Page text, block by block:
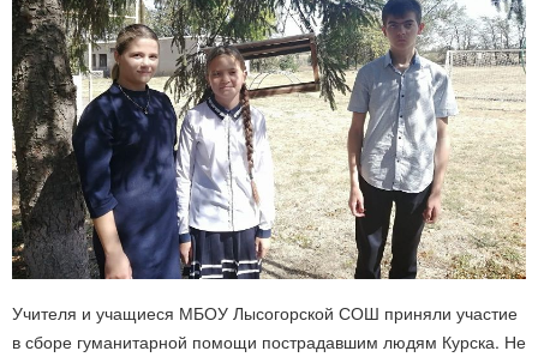
Учителя и учащиеся МБОУ Лысогорской СОШ приняли участие
в сборе гуманитарной помощи пострадавшим людям Курска. Не